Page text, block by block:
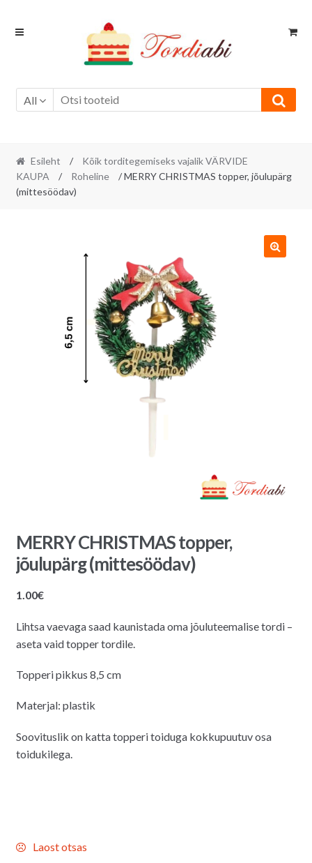
Skip
Skip
All
Esileht /
Kõik torditegemiseks vajalik VÄRVIDE
KAUPA
/ Roheline
/ MERRY CHRISTMAS topper, jõulupärg
(mittesöödav)
MERRY CHRISTMAS topper,
jõulupärg (mittesöödav)
1.00€
Lihtsa vaevaga saad kaunistada oma jõuluteemalise tordi –
aseta vaid topper tordile.
Topperi pikkus 8,5 cm
Materjal: plastik
Soovituslik on katta topperi toiduga kokkupuutuv osa
toidukilega.
Laost otsas